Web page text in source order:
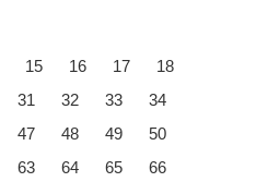
15 16 17
18
31 32 33
34
47 48 49
50
63 64 65
66